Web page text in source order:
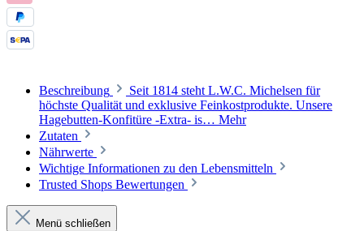
Beschreibung
Seit 1814 steht L.W.C. Michelsen für
höchste Qualität und exklusive Feinkostprodukte. Unsere
Hagebutten-Konfitüre -Extra- is… Mehr
Zutaten
Nährwerte
Wichtige Informationen zu den Lebensmitteln
Trusted Shops Bewertungen
Menü schließen